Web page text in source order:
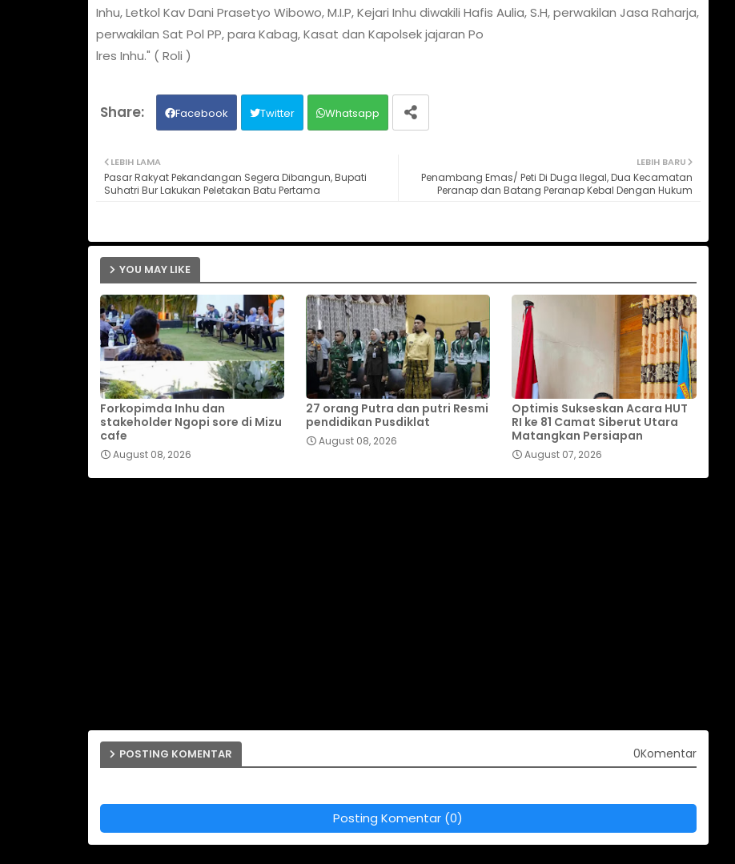
Inhu, Letkol Kav Dani Prasetyo Wibowo, M.I.P, Kejari Inhu diwakili Hafis Aulia, S.H, perwakilan Jasa Raharja,
perwakilan Sat Pol PP, para Kabag, Kasat dan Kapolsek jajaran Po
lres Inhu." ( Roli )
Facebook Twitter Whatsapp
LEBIH BARU
Penambang Emas/ Peti Di Duga Ilegal, Dua Kecamatan
Peranap dan Batang Peranap Kebal Dengan Hukum
LEBIH LAMA
Pasar Rakyat Pekandangan Segera Dibangun, Bupati
Suhatri Bur Lakukan Peletakan Batu Pertama
YOU MAY LIKE
Forkopimda Inhu dan
stakeholder Ngopi sore di Mizu
cafe
August 08, 2026
27 orang Putra dan putri Resmi
pendidikan Pusdiklat
August 08, 2026
Optimis Sukseskan Acara HUT
RI ke 81 Camat Siberut Utara
Matangkan Persiapan
August 07, 2026
POSTING KOMENTAR 0Komentar
Posting Komentar (0)